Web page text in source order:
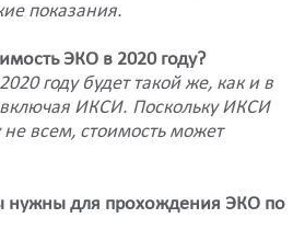
показания.
ЭКО в 2020 году?
году будет такой же, как и в
ИКСИ. Поскольку ИКСИ
не всем, стоимость может
нужны для прохождения ЭКО по